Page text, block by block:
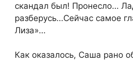
скандал был! Пронесло…
разберусь…Сейчас самое
Лиза»…
Как оказалось, Саша рано